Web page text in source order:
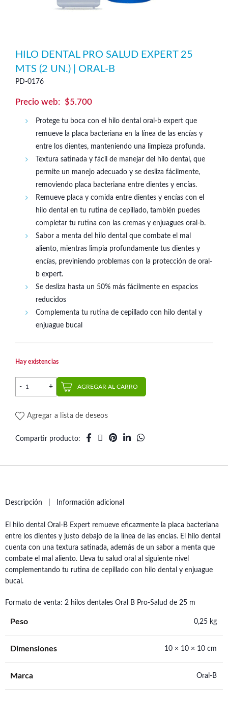
HILO DENTAL PRO SALUD EXPERT 25
MTS (2 UN.) | ORAL-B
PD-0176
$5.700
Protege tu boca con el hilo dental oral-b expert que
remueve la placa bacteriana en la línea de las encías y
entre los dientes, manteniendo una limpieza profunda.
Textura satinada y fácil de manejar del hilo dental, que
permite un manejo adecuado y se desliza fácilmente,
removiendo placa bacteriana entre dientes y encías.
Remueve placa y comida entre dientes y encías con el
hilo dental en tu rutina de cepillado, también puedes
completar tu rutina con las cremas y enjuagues oral-b.
Sabor a menta del hilo dental que combate el mal
aliento, mientras limpia profundamente tus dientes y
encías, previniendo problemas con la protección de oral-
b expert.
Se desliza hasta un 50% más fácilmente en espacios
reducidos
Complementa tu rutina de cepillado con hilo dental y
enjuague bucal
Hay existencias
Hilo dental Pro Salud Expert 25 mts (2 un.) | Oral-B cantidad
AGREGAR AL CARRO
Agregar a lista de deseos
Compartir producto
Descripción Información adicional
El hilo dental Oral-B Expert remueve eficazmente la placa bacteriana
entre los dientes y justo debajo de la línea de las encías. El hilo dental
cuenta con una textura satinada, además de un sabor a menta que
combate el mal aliento. Lleva tu salud oral al siguiente nivel
complementando tu rutina de cepillado con hilo dental y enjuague
bucal.
Formato de venta: 2 hilos dentales Oral B Pro-Salud de 25 m
Peso 0,25 kg
Dimensiones 10 × 10 × 10 cm
Marca Oral-B